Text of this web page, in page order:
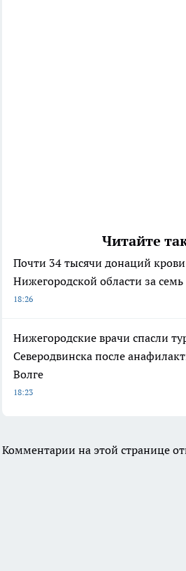
Читайте
Почти 34 тысячи донаций
Нижегородской области за семь
18:26
Нижегородские врачи спасли
Северодвинска после
Волге
18:23
Комментарии на этой странице